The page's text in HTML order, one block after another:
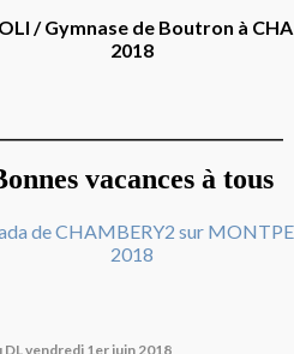
/ Gymnase de Boutron à
2018
vacances à tous
DL vendredi 1er juin 2018